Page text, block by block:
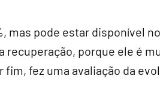
mas pode estar disponível no
recuperação, porque ele é
fez uma avaliação da